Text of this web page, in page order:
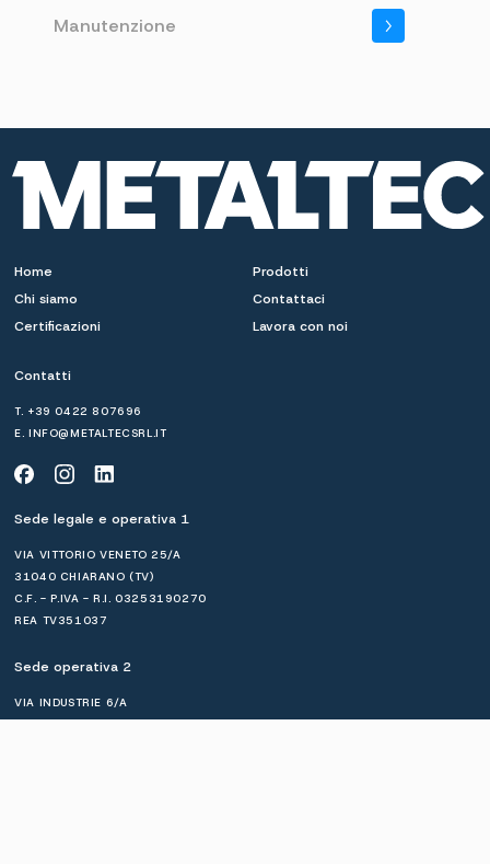
Manutenzione
Home
Chi siamo
Certificazioni
Prodotti
Contattaci
Lavora con noi
Contatti
T. +39 0422 807696
E. INFO@METALTECSRL.IT
Sede legale e operativa 1
VIA VITTORIO VENETO 25/A
31040 CHIARANO (TV)
C.F. - P.IVA - R.I. 03253190270
REA TV351037
Sede operativa 2
VIA INDUSTRIE 6/A